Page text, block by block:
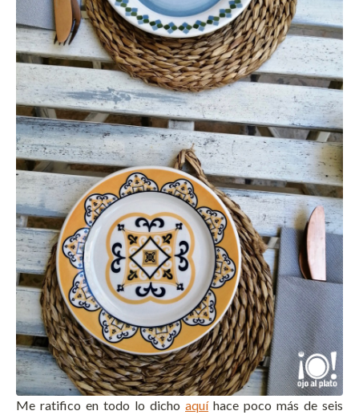
Me ratifico en todo lo dicho aquíhace poco más de seis